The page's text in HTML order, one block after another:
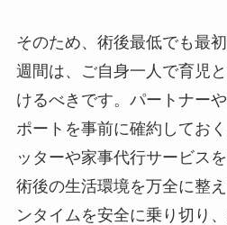
そのため、術後最低でも最
週間は、ご自身一人で育児
けるべきです。パートナー
ポートを事前に確約してお
ッターや家事代行サービス
術後の生活環境を万全に整
ンタイムを安全に乗り切り